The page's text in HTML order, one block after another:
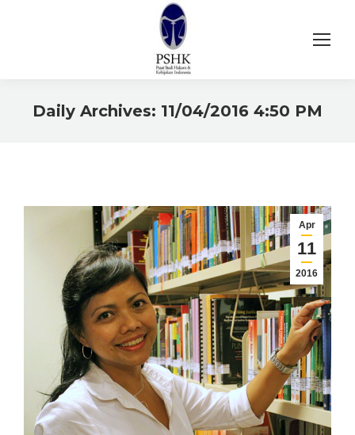
Daily Archives: 11/04/2016 4:50 PM
Apr
11
2016